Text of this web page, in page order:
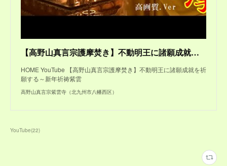
【高野山真言宗護摩焚き】不動明王に諸願成就を祈願する～新年祈祷紫雲寺本堂内にて
HOME YouTube 【高野山真言宗護摩焚き】不動明王に諸願成就を祈
願する～新年祈祷紫雲
高野山真言宗紫雲寺（北九州市八幡西区）
YouTube(22)